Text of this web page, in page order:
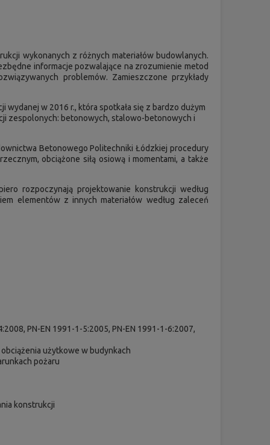
wykonanych z różnych materiałów budowlanych.
informacje pozwalające na zrozumienie metod
problemów. Zamieszczone przykłady
w 2016 r., która spotkała się z bardzo dużym
zespolonych: betonowych, stalowo-betonowych i
Betonowego Politechniki Łódzkiej procedury
obciążone siłą osiową i momentami, a także
rozpoczynają projektowanie konstrukcji według
elementów z innych materiałów według zaleceń
PN-EN 1991-1-5:2005, PN-EN 1991-1-6:2007,
użytkowe w budynkach
pożaru
konstrukcji